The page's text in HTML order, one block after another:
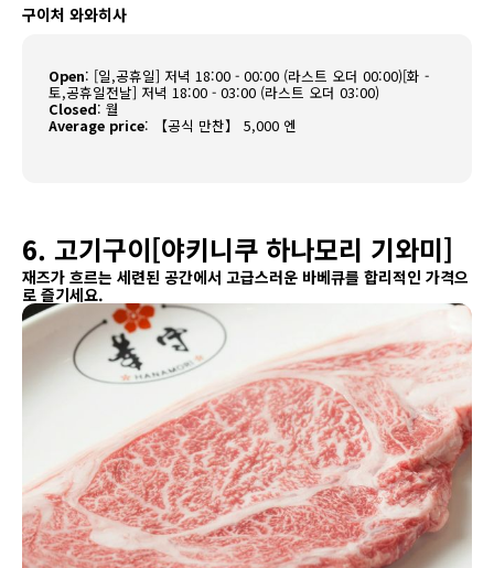
구이처 와와히사
Open: [일,공휴일] 저녁 18:00 - 00:00 (라스트 오더 00:00)[화 -
토,공휴일전날] 저녁 18:00 - 03:00 (라스트 오더 03:00)
Closed:월
Average price: 【공식 만찬】 5,000 엔
6. 고기구이[야키니쿠 하나모리 기와미]
재즈가 흐르는 세련된 공간에서 고급스러운 바베큐를 합리적인 가격으
로 즐기세요.